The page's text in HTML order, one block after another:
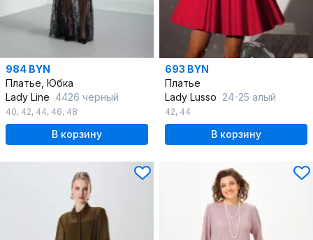
984 BYN
Платье, Юбка
Lady Line 4426 черный
40, 42, 44, 46, 48
В корзину
693 BYN
Платье
Lady Lusso 24-25 алый
42, 44
В корзину